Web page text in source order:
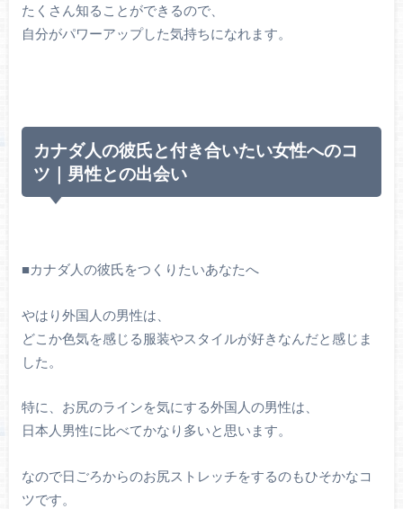
たくさん知ることができるので、
自分がパワーアップした気持ちになれます。
カナダ人の彼氏と付き合いたい女性へのコ
ツ｜男性との出会い
■カナダ人の彼氏をつくりたいあなたへ
やはり外国人の男性は、
どこか色気を感じる服装やスタイルが好きなんだと感じま
した。
特に、お尻のラインを気にする外国人の男性は、
日本人男性に比べてかなり多いと思います。
なので日ごろからのお尻ストレッチをするのもひそかなコ
ツです。